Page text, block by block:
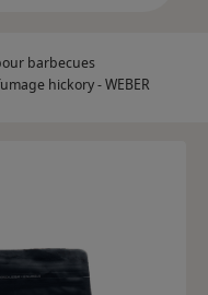
barbecues
hickory - WEBER